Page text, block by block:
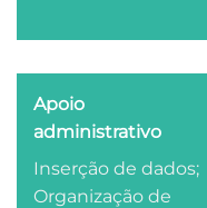
Apoio
administrativo
Inserção de dados;
Organização de